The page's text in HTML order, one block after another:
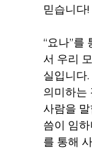
믿습니다!
“요나”를
서 우리
실입니다
의미하는
사람을
씀이 임
를 통해